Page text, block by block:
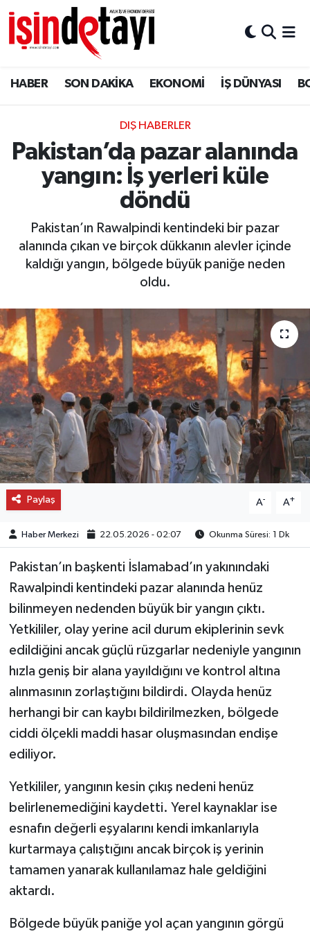
HABER SON DAKİKA EKONOMİ İŞ DÜNYASI
DIŞ HABERLER
Pakistan’da pazar alanında
yangın: İş yerleri küle
döndü
Pakistan’ın Rawalpindi kentindeki bir pazar
alanında çıkan ve birçok dükkanın alevler içinde
kaldığı yangın, bölgede büyük paniğe neden
oldu.
Paylaş A- A+
Haber Merkezi 22.05.2026 - 02:07 Okunma Süresi: 1 Dk
Pakistan’ın başkenti İslamabad’ın yakınındaki
Rawalpindi kentindeki pazar alanında henüz
bilinmeyen nedenden büyük bir yangın çıktı.
Yetkililer, olay yerine acil durum ekiplerinin sevk
edildiğini ancak güçlü rüzgarlar nedeniyle yangının
hızla geniş bir alana yayıldığını ve kontrol altına
alınmasının zorlaştığını bildirdi. Olayda henüz
herhangi bir can kaybı bildirilmezken, bölgede
ciddi ölçekli maddi hasar oluşmasından endişe
ediliyor.
Yetkililer, yangının kesin çıkış nedeni henüz
belirlenemediğini kaydetti. Yerel kaynaklar ise
esnafın değerli eşyalarını kendi imkanlarıyla
kurtarmaya çalıştığını ancak birçok iş yerinin
tamamen yanarak kullanılamaz hale geldiğini
aktardı.
Bölgede büyük paniğe yol açan yangının görgü
DÜNYA
Eğitim
ENERJİ HABERİ
HABER
LOJİSTİK
OTO DETAY
SAĞLIK
SON DAKİKA
SPOR
FİNANS
Nöbetçi Eczaneler
Hava Durumu
İstanbul Namaz Vakitleri
Trafik Durumu
Süper Lig Puan Durumu ve Fikstür
Tüm Manşetler
Son Dakika Haberleri